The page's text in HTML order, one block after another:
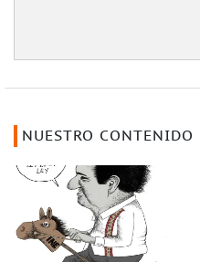
NUESTRO CONTENIDO